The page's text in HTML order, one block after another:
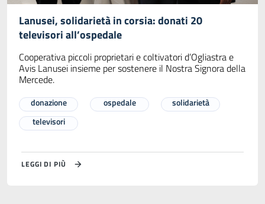
Lanusei, solidarietà in corsia: donati 20
televisori all’ospedale
Cooperativa piccoli proprietari e coltivatori d’Ogliastra e
Avis Lanusei insieme per sostenere il Nostra Signora della
Mercede.
donazione ospedale
solidarietà
televisori
LEGGI DI PIÙ